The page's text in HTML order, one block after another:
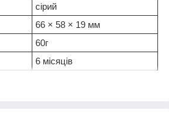
сірий
66 × 58 × 19 мм
60г
6 місяців